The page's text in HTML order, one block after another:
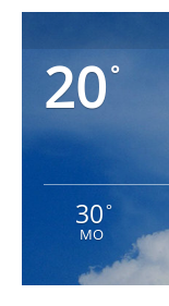
20°
30°
MO